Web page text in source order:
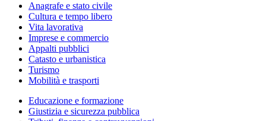
Anagrafe e stato civile
Cultura e tempo libero
Vita lavorativa
Imprese e commercio
Appalti pubblici
Catasto e urbanistica
Turismo
Mobilità e trasporti
Educazione e formazione
Giustizia e sicurezza pubblica